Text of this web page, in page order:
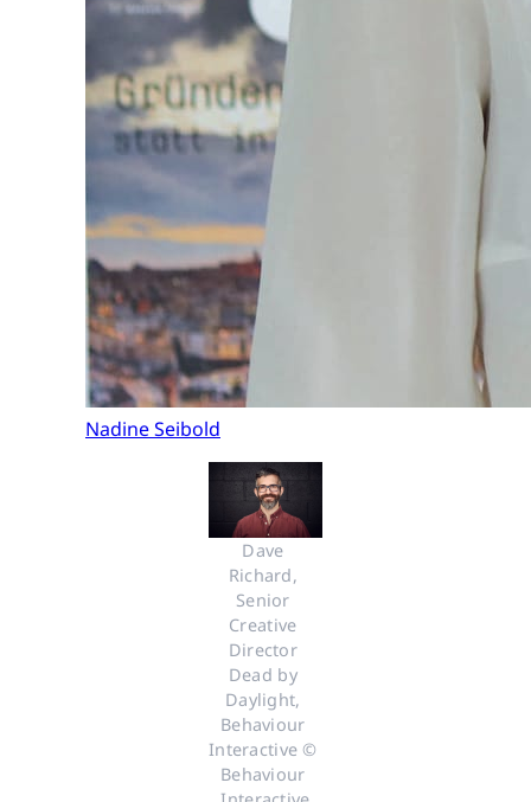
Nadine Seibold
Dave
Richard,
Senior
Creative
Director
Dead by
Daylight,
Behaviour
Interactive ©
Behaviour